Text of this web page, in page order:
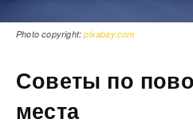
Photo copyright:pixabay.com
Советы по
места